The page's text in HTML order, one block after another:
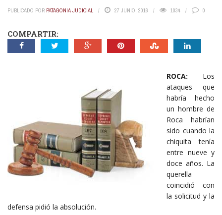
PUBLICADO POR PATAGONIA JUDICIAL 27 JUNIO, 2016 1034 0
COMPARTIR:
ROCA: Los
ataques que
habría hecho
un hombre de
Roca habrían
sido cuando la
chiquita tenía
entre nueve y
doce años. La
querella
coincidió con
la solicitud y la
defensa pidió la absolución.